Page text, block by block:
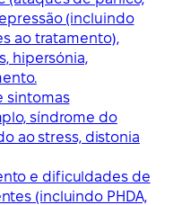
(incluindo
ao tratamento),
hipersónia,
sintomas
síndrome do
ao stress, distonia
e dificuldades de
(incluindo PHDA,